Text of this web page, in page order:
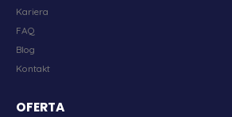
Kariera
FAQ
Blog
Kontakt
OFERTA